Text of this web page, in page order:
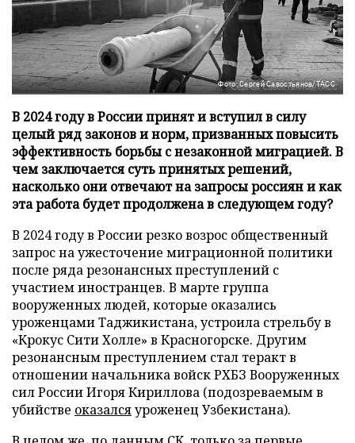
Фото: Сергей Савостьянов/ТАСС
В 2024 году в России принят и вступил в силу
целый ряд законов и норм, призванных повысить
эффективность борьбы с незаконной миграцией. В
чем заключается суть принятых решений,
насколько они отвечают на запросы россиян и как
эта работа будет продолжена в следующем году?
В 2024 году в России резко возрос общественный
запрос на ужесточение миграционной политики
после ряда резонансных преступлений с
участием иностранцев. В марте группа
вооруженных людей, которые оказались
уроженцами Таджикистана, устроила стрельбу в
«Крокус Сити Холле» в Красногорске. Другим
резонансным преступлением стал теракт в
отношении начальника войск РХБЗ Вооруженных
сил России Игоря Кириллова (подозреваемым в
убийстве оказалсяуроженец Узбекистана).